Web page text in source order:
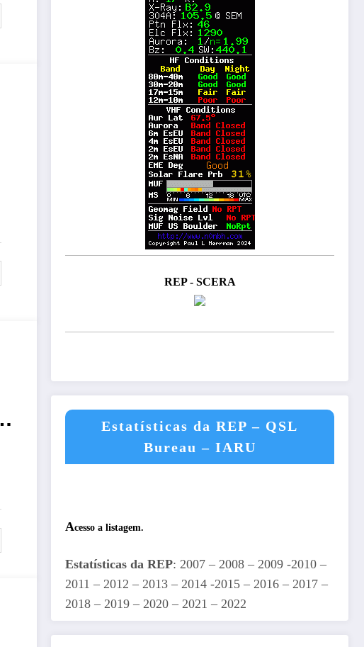
REP - SCERA
Estatísticas da REP – QSL
Bureau – IARU
Acesso a listagem.
Estatísticas da REP: 2007 – 2008 – 2009 -2010 –
2011 – 2012 – 2013 – 2014 -2015 – 2016 – 2017 –
2018 – 2019 – 2020 – 2021 – 2022